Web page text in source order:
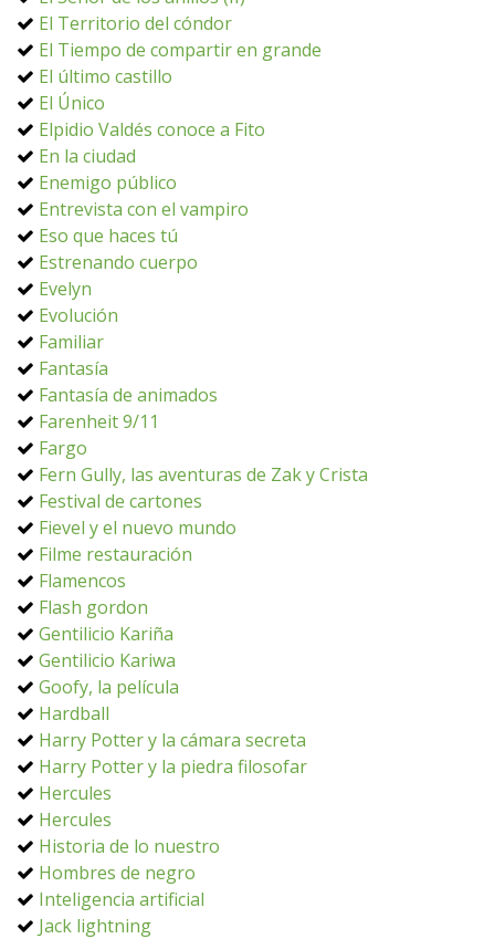
El Territorio del cóndor
El Tiempo de compartir en grande
El último castillo
El Único
Elpidio Valdés conoce a Fito
En la ciudad
Enemigo público
Entrevista con el vampiro
Eso que haces tú
Estrenando cuerpo
Evelyn
Evolución
Familiar
Fantasía
Fantasía de animados
Farenheit 9/11
Fargo
Fern Gully, las aventuras de Zak y Crista
Festival de cartones
Fievel y el nuevo mundo
Filme restauración
Flamencos
Flash gordon
Gentilicio Kariña
Gentilicio Kariwa
Goofy, la película
Hardball
Harry Potter y la cámara secreta
Harry Potter y la piedra filosofar
Hercules
Hercules
Historia de lo nuestro
Hombres de negro
Inteligencia artificial
Jack lightning